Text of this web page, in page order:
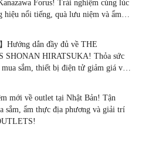
Forus! Trải nghiệm cùng lúc
hiệu nổi tiếng, quà lưu niệm và ẩm
】Hướng dẫn đầy đủ về THE
HIRATSUKA! Thỏa sức
sắm, thiết bị điện tử giảm giá và
phương tại cùng một địa điểm!
mới về outlet tại Nhật Bản! Tận
sắm, ẩm thực địa phương và giải trí